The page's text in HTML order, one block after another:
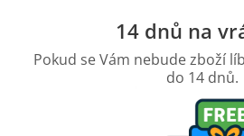
14 dnů na
Pokud se Vám nebude zboží
do 14 dnů.